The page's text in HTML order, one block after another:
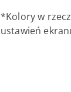
*Kolory w
ustawień